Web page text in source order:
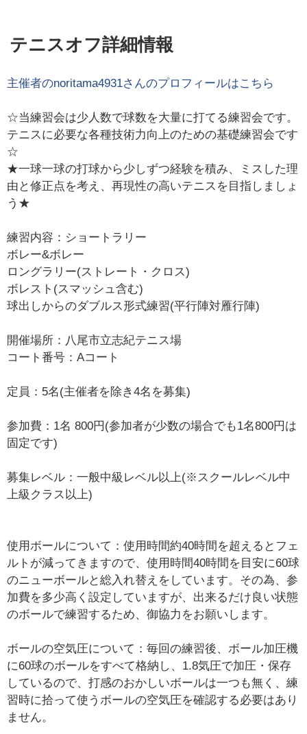
テニスオフ詳細情報
主催者のnoritama4931さんのプロフィールはこちら
☆当練習会は少人数で球数を大量に打てる練習会です。
テニスに必要な各種技術力向上のための基礎練習会です
☆
★一球一球の打球から少しずつ経験を積み、ミスした理
由と修正点を考え、再現性の高いテニスを目指しましょ
う★
練習内容：ショートラリー
ボレー&ボレー
ロングラリー(ストレート・クロス)
ボレスト(スマッシュ含む)
球出しからのダブルス形式練習(平行陣対雁行陣)
開催場所：八尾市立志紀テニス場
コート番号：Aコート
定員：5名(主催者を除き4名を募集)
参加費：1名 800円(参加者が少数の場合でも1名800円は
固定です)
募集レベル：一般中級レベル以上(※スクールレベル中
上級クラス以上)
使用ボールについて：使用時間約40時間を超えるとフェ
ルトが減ってきますので、使用時間40時間を目安に60球
のニューボールと総入れ替えをしています。その為、参
加費を多少高く設定していますが、出来るだけ良い状態
のボールで練習するため、御協力をお願いします。
ボールの空気圧について：毎回の練習後、ボール加圧機
に60球のボールをすべて格納し、1.8気圧で加圧・保存
しているので、打感のおかしいボールは一つも無く、練
習時に拾って使うボールの空気圧を確認する必要はあり
ません。